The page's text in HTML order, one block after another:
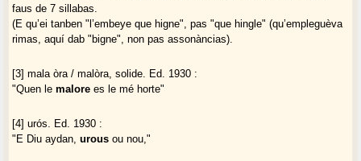
faus de 7 sillabas.
(E qu’ei tanben "l’embeye que higne", pas "que hingle" (qu’empleguèva
rimas, aquí dab "bigne", non pas assonàncias).
[3] mala òra / malòra, solide. Ed. 1930 :
"Quen lemalore es le mé horte"
[4] urós. Ed. 1930 :
"E Diu aydan,urous ou nou,"